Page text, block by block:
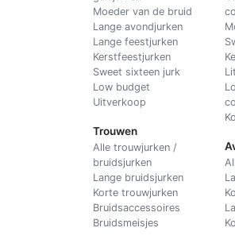
Moeder van de bruid
Lange avondjurken
Lange feestjurken
Kerstfeestjurken
Sweet sixteen jurk
Low budget
Uitverkoop
Trouwen
Alle trouwjurken /
bruidsjurken
Lange bruidsjurken
Korte trouwjurken
Bruidsaccessoires
Bruidsmeisjes